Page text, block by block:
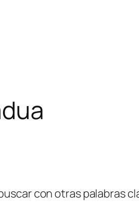
con otras palabras